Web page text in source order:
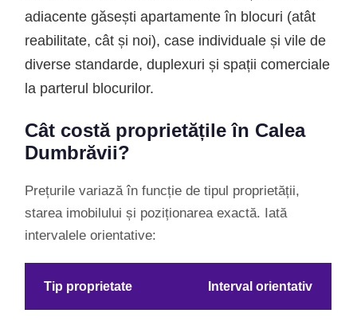
adiacente găsești apartamente în blocuri (atât
reabilitate, cât și noi), case individuale și vile de
diverse standarde, duplexuri și spații comerciale
la parterul blocurilor.
Cât costă proprietățile în Calea
Dumbrăvii?
Prețurile variază în funcție de tipul proprietății,
starea imobilului și poziționarea exactă. Iată
intervalele orientative:
Tip proprietate Interval orientativ